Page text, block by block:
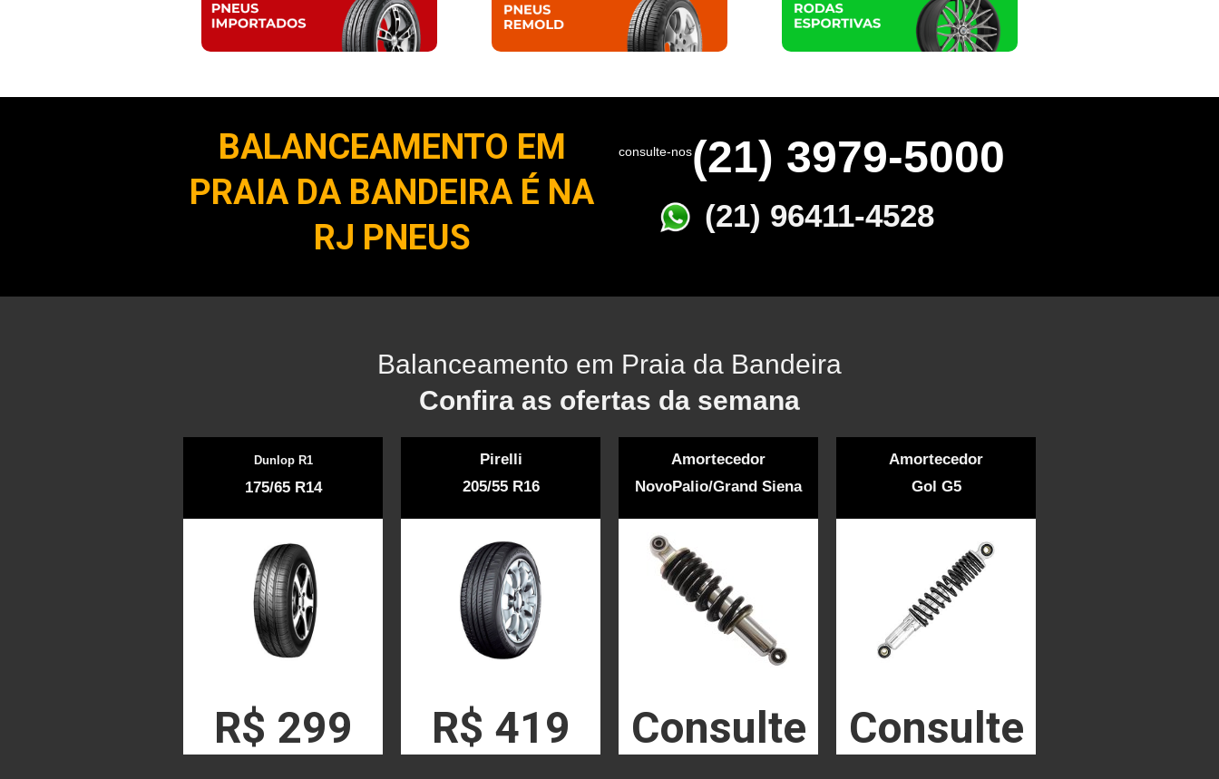
BALANCEAMENTO EM
PRAIA DA BANDEIRA É NA
RJ PNEUS
consulte-nos(21) 3979-5000
(21) 96411-4528
Balanceamento em Praia da Bandeira
Confira as ofertas da semana
Dunlop R1
175/65 R14
R$ 299
Pirelli
205/55 R16
R$ 419
Amortecedor
NovoPalio/Grand Siena
Consulte
Amortecedor
Gol G5
Consulte